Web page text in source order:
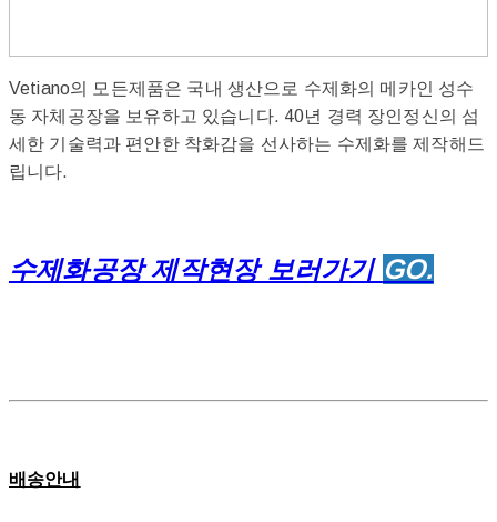
Vetiano의 모든제품은 국내 생산으로 수제화의 메카인 성수
동 자체공장을 보유하고 있습니다. 40년 경력 장인정신의 섬
세한 기술력과 편안한 착화감을 선사하는 수제화를 제작해드
립니다.
수제화공장 제작현장 보러가기 GO.
배송안내